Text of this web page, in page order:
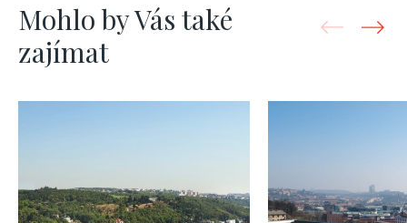
Mohlo by Vás také
zajímat